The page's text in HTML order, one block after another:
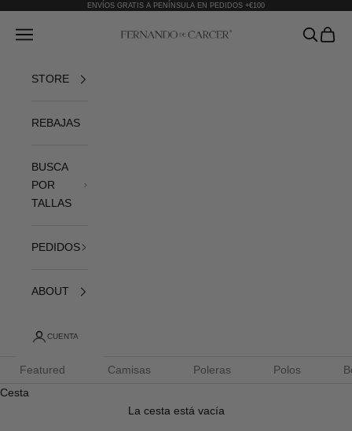
ENVÍOS GRATIS A PENÍNSULA EN PEDIDOS +€100
Fernando de Cárcer
Abrir menú de navegación AbrirAbrir
STORE
REBAJAS
BUSCA
POR
TALLAS
PEDIDOS
ABOUT
CUENTA
Featured Camisas Poleras Polos
Cesta
La cesta está vacía